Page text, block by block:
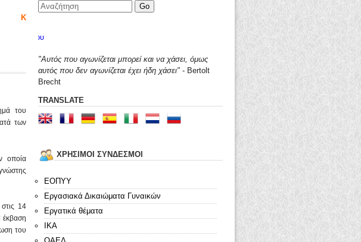
τετελεσμένων! Εργαζόμενε, πολέμα για τα δικαιώματά σου!
του
των
οποία
14
έκβαση
του
"Αυτός που αγωνίζεται μπορεί και να χάσει, όμως
αυτός που δεν αγωνίζεται έχει ήδη χάσει" - Bertolt
Brecht
TRANSLATE
ΧΡΗΣΙΜΟΙ ΣΥΝΔΕΣΜΟΙ
ΕΟΠΥΥ
Εργασιακά Δικαιώματα Γυναικών
Εργατικά θέματα
ΙΚΑ